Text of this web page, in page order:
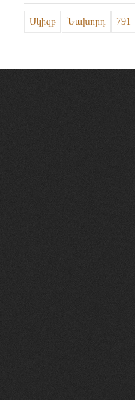
Սկիզբ Նախորդ 791